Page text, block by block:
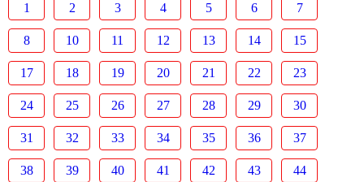
1 2 3 4 5 6 7
8 10 11 12 13 14 15
17 18 19 20 21 22 23
24 25 26 27 28 29 30
31 32 33 34 35 36 37
38 39 40 41 42 43 44